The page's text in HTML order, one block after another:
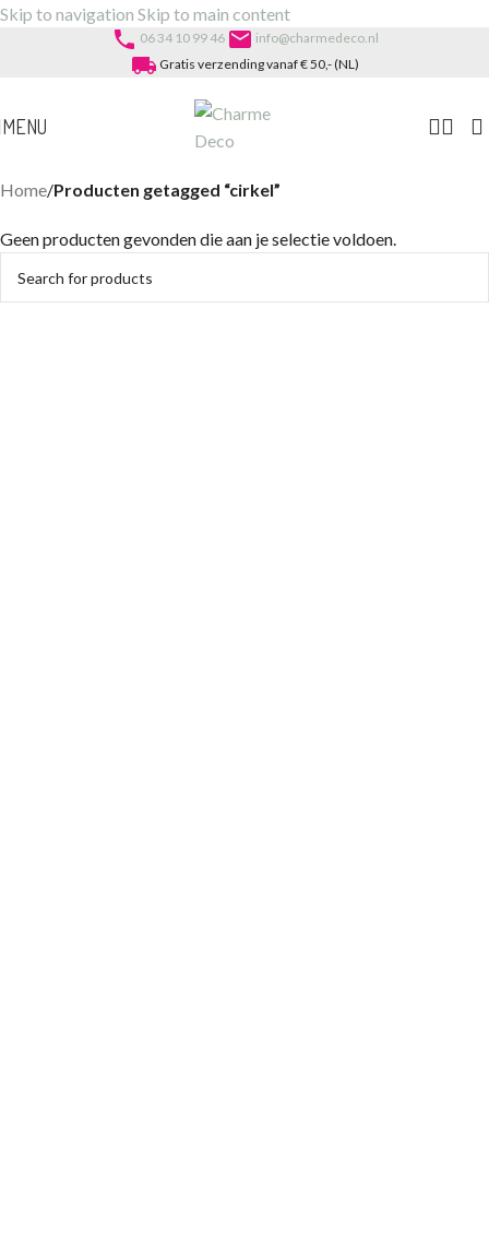
Skip to navigation Skip to main content
phone 06 34 10 99 46 email info@charmedeco.nl
local_shipping Gratis verzending vanaf € 50,- (NL)
MENU
Home/Producten getagged “cirkel”
Geen producten gevonden die aan je selectie voldoen.